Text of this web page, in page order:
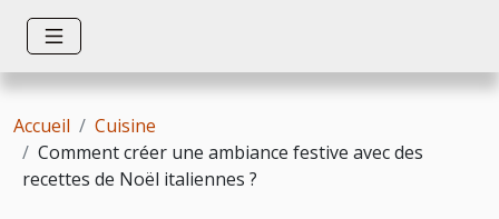
Accueil
Cuisine
Comment créer une ambiance festive avec des
recettes de Noël italiennes ?